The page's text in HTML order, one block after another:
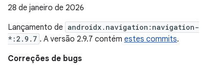
28 de janeiro de 2026
Lançamento de androidx.navigation:navigation-
*:2.9.7 . A versão 2.9.7 contém estes commits.
Correções de bugs